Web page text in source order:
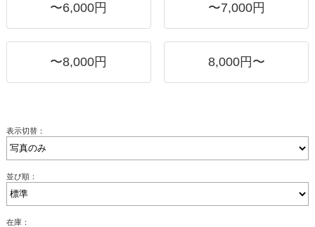
〜6,000円 〜7,000円
〜8,000円 8,000円〜
表示切替：
並び順：
在庫：